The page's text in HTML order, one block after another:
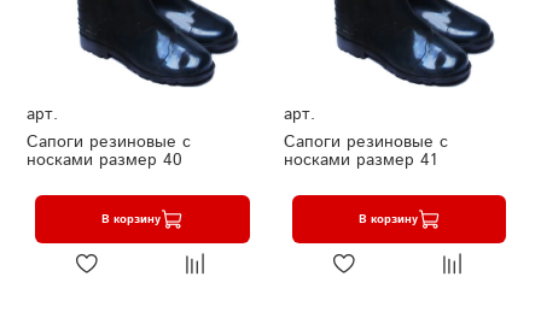
арт.
Сапоги резиновые с
носками размер 40
В корзину
арт.
Сапоги резиновые с
носками размер 41
В корзину